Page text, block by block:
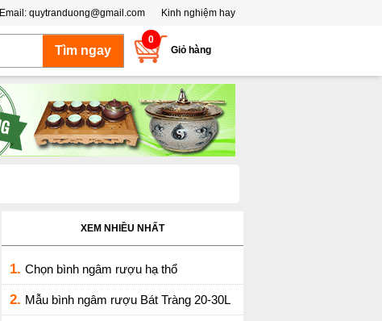
Email: quytranduong@gmail.com Kinh nghiệm hay
0
Giỏ hàng
XEM NHIỀU NHẤT
1. Chọn bình ngâm rượu hạ thổ
2. Mẫu bình ngâm rượu Bát Tràng 20-30L